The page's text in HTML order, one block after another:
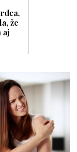
že
aj